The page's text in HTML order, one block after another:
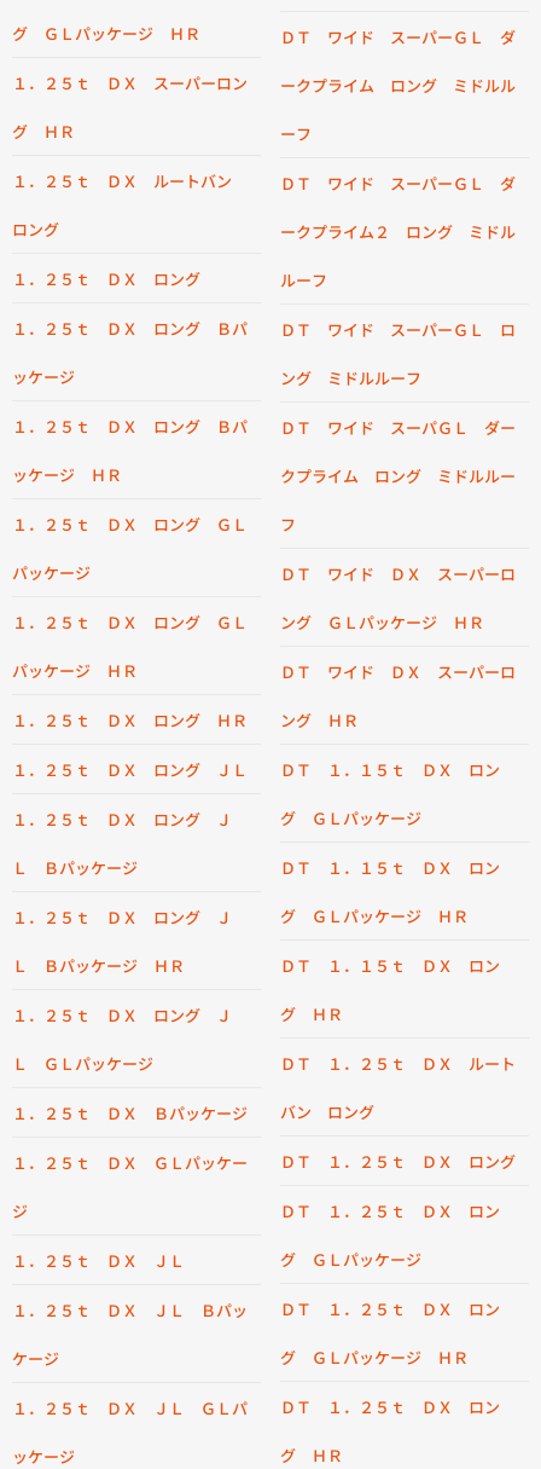
グ ＧＬパッケージ ＨＲ
１．２５ｔ ＤＸ スーパーロン
グ ＨＲ
１．２５ｔ ＤＸ ルートバン
ロング
１．２５ｔ ＤＸ ロング
１．２５ｔ ＤＸ ロング Ｂパ
ッケージ
１．２５ｔ ＤＸ ロング Ｂパ
ッケージ ＨＲ
１．２５ｔ ＤＸ ロング ＧＬ
パッケージ
１．２５ｔ ＤＸ ロング ＧＬ
パッケージ ＨＲ
１．２５ｔ ＤＸ ロング ＨＲ
１．２５ｔ ＤＸ ロング ＪＬ
１．２５ｔ ＤＸ ロング Ｊ
Ｌ Ｂパッケージ
１．２５ｔ ＤＸ ロング Ｊ
Ｌ Ｂパッケージ ＨＲ
１．２５ｔ ＤＸ ロング Ｊ
Ｌ ＧＬパッケージ
１．２５ｔ ＤＸ Ｂパッケージ
１．２５ｔ ＤＸ ＧＬパッケー
ジ
１．２５ｔ ＤＸ ＪＬ
１．２５ｔ ＤＸ ＪＬ Ｂパッ
ケージ
１．２５ｔ ＤＸ ＪＬ ＧＬパ
ッケージ
ＤＴ ワイド スーパーＧＬ ダ
ークプライム ロング ミドルル
ーフ
ＤＴ ワイド スーパーＧＬ ダ
ークプライム２ ロング ミドル
ルーフ
ＤＴ ワイド スーパーＧＬ ロ
ング ミドルルーフ
ＤＴ ワイド スーパＧＬ ダー
クプライム ロング ミドルルー
フ
ＤＴ ワイド ＤＸ スーパーロ
ング ＧＬパッケージ ＨＲ
ＤＴ ワイド ＤＸ スーパーロ
ング ＨＲ
ＤＴ １．１５ｔ ＤＸ ロン
グ ＧＬパッケージ
ＤＴ １．１５ｔ ＤＸ ロン
グ ＧＬパッケージ ＨＲ
ＤＴ １．１５ｔ ＤＸ ロン
グ ＨＲ
ＤＴ １．２５ｔ ＤＸ ルート
バン ロング
ＤＴ １．２５ｔ ＤＸ ロング
ＤＴ １．２５ｔ ＤＸ ロン
グ ＧＬパッケージ
ＤＴ １．２５ｔ ＤＸ ロン
グ ＧＬパッケージ ＨＲ
ＤＴ １．２５ｔ ＤＸ ロン
グ ＨＲ